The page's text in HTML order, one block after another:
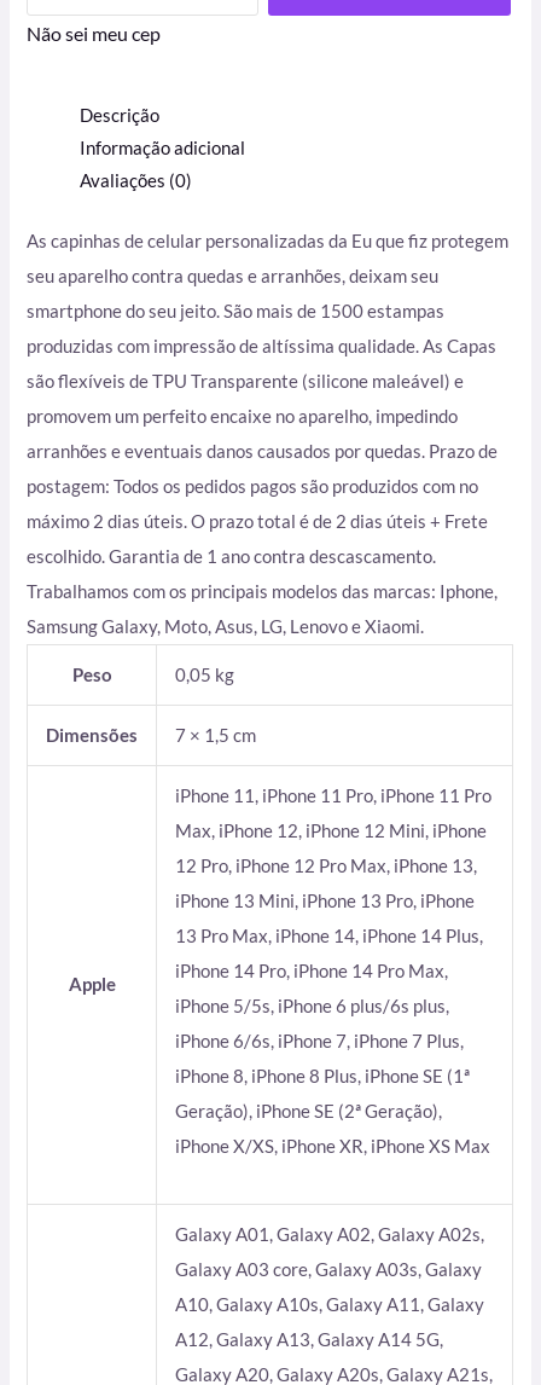
Não sei meu cep
Descrição
Informação adicional
Avaliações (0)
As capinhas de celular personalizadas da Eu que fiz protegem
seu aparelho contra quedas e arranhões, deixam seu
smartphone do seu jeito. São mais de 1500 estampas
produzidas com impressão de altíssima qualidade. As Capas
são flexíveis de TPU Transparente (silicone maleável) e
promovem um perfeito encaixe no aparelho, impedindo
arranhões e eventuais danos causados por quedas. Prazo de
postagem: Todos os pedidos pagos são produzidos com no
máximo 2 dias úteis. O prazo total é de 2 dias úteis + Frete
escolhido. Garantia de 1 ano contra descascamento.
Trabalhamos com os principais modelos das marcas: Iphone,
Samsung Galaxy, Moto, Asus, LG, Lenovo e Xiaomi.
Peso 0,05 kg
Dimensões 7 × 1,5 cm
Apple
iPhone 11, iPhone 11 Pro, iPhone 11 Pro
Max, iPhone 12, iPhone 12 Mini, iPhone
12 Pro, iPhone 12 Pro Max, iPhone 13,
iPhone 13 Mini, iPhone 13 Pro, iPhone
13 Pro Max, iPhone 14, iPhone 14 Plus,
iPhone 14 Pro, iPhone 14 Pro Max,
iPhone 5/5s, iPhone 6 plus/6s plus,
iPhone 6/6s, iPhone 7, iPhone 7 Plus,
iPhone 8, iPhone 8 Plus, iPhone SE (1ª
Geração), iPhone SE (2ª Geração),
iPhone X/XS, iPhone XR, iPhone XS Max
Galaxy A01, Galaxy A02, Galaxy A02s,
Galaxy A03 core, Galaxy A03s, Galaxy
A10, Galaxy A10s, Galaxy A11, Galaxy
A12, Galaxy A13, Galaxy A14 5G,
Galaxy A20, Galaxy A20s, Galaxy A21s,